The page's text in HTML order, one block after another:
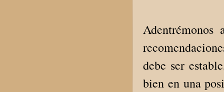
debe ser
bien en una